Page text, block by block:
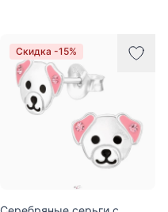
Скидка -15%